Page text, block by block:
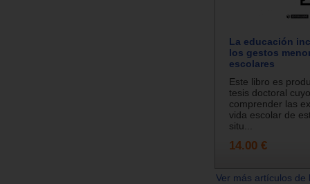
La educación
los gestos
escolares
Este libro es
tesis doctoral
comprender las
vida escolar de
situ...
14.00 €
Ver más artículos